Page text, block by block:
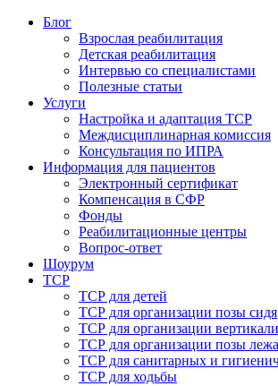
Блог
Взрослая реабилитация
Детская реабилитация
Интервью со специалистами
Полезные статьи
Услуги
Настройка и адаптация ТСР
Междисциплинарная комиссия
Консультация по ИПРА
Информация для пациентов
Электронный сертификат
Компенсация в СФР
Фонды
Реабилитационные центры
Вопрос-ответ
Шоурум
ТСР
ТСР для детей
ТСР для организации позы сидя
ТСР для организации
ТСР для организации позы лежа
ТСР для санитарных и
ТСР для ходьбы